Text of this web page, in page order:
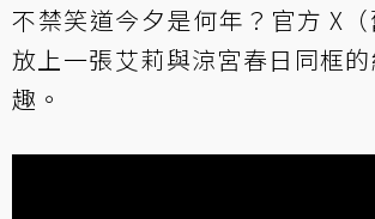
不禁笑道今夕是何年？官方 X
放上一張艾莉與涼宮春日同框
趣。